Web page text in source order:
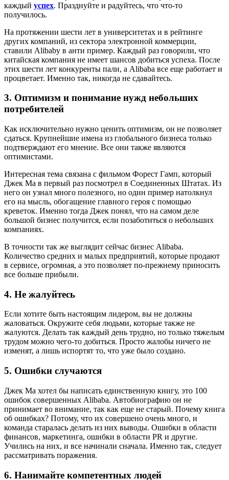
каждый успех. Празднуйте и радуйтесь, что что-то
получилось.
На протяжении шести лет в университетах и в рейтинге
других компаний, из сектора электронной коммерции,
ставили Alibaby в анти пример. Каждый раз говорили, что
китайская компания не имеет шансов добиться успеха. После
этих шести лет конкуренты пали, а Alibaba все еще работает и
процветает. Именно так, никогда не сдавайтесь.
3. Оптимизм и понимание нужд небольших
потребителей
Как исключительно нужно ценить оптимизм, он не позволяет
сдаться. Крупнейшие имена из глобального бизнеса только
подтверждают его мнение. Все они также являются
оптимистами.
Интересная тема связана с фильмом Форест Гамп, который
Джек Ма в первый раз посмотрел в Соединенных Штатах. Из
него он узнал много полезного, но один пример натолкнул
его на мысль, обогащение главного героя с помощью
креветок. Именно тогда Джек понял, что на самом деле
большой бизнес получится, если позаботиться о небольших
компаниях.
В точности так же выглядит сейчас бизнес Alibaba.
Количество средних и малых предприятий, которые продают
в сервисе, огромная, а это позволяет по-прежнему приносить
все больше прибыли.
4. Не жалуйтесь
Если хотите быть настоящим лидером, вы не должны
жаловаться. Окружите себя людьми, которые также не
жалуются. Делать так каждый день трудно, но только тяжелым
трудом можно чего-то добиться. Просто жалобы ничего не
изменят, а лишь испортят то, что уже было создано.
5. Ошибки случаются
Джек Ма хотел бы написать единственную книгу, это 100
ошибок совершенных Alibaba. Автобиографию он не
принимает во внимание, так как еще не старый. Почему книга
об ошибках? Потому, что их совершено очень много, и
команда старалась делать из них выводы. Ошибки в области
финансов, маркетинга, ошибки в области PR и другие.
Учились на них, и все начинали сначала. Именно так, следует
рассматривать поражения.
6. Нанимайте компетентных людей